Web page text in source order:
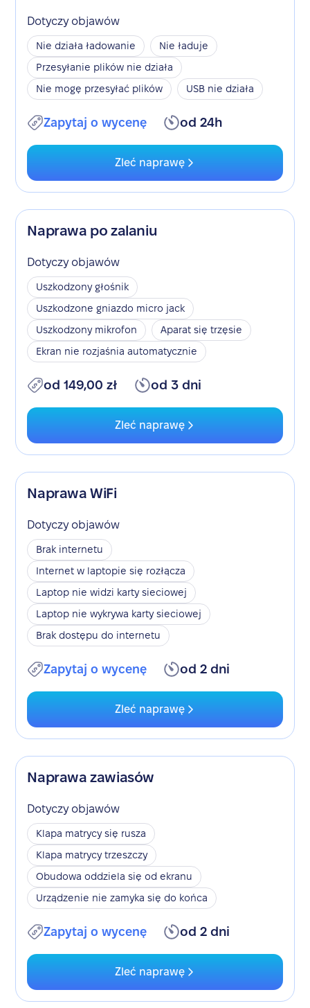
Dotyczy objawów
Nie działa ładowanie
Nie ładuje
Przesyłanie plików nie działa
Nie mogę przesyłać plików
USB nie działa
Zapytaj o wycenę od 24h
Zleć naprawę
Naprawa po zalaniu
Dotyczy objawów
Uszkodzony głośnik
Uszkodzone gniazdo micro jack
Uszkodzony mikrofon
Aparat się trzęsie
Ekran nie rozjaśnia automatycznie
od 149,00 zł od 3 dni
Zleć naprawę
Naprawa WiFi
Dotyczy objawów
Brak internetu
Internet w laptopie się rozłącza
Laptop nie widzi karty sieciowej
Laptop nie wykrywa karty sieciowej
Brak dostępu do internetu
Zapytaj o wycenę od 2 dni
Zleć naprawę
Naprawa zawiasów
Dotyczy objawów
Klapa matrycy się rusza
Klapa matrycy trzeszczy
Obudowa oddziela się od ekranu
Urządzenie nie zamyka się do końca
Zapytaj o wycenę od 2 dni
Zleć naprawę